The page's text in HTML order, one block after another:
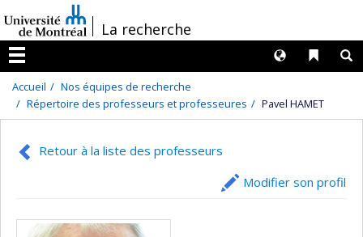
au
contenu
/La recherche
Menu
Liens
Langues
Accueil
Nos équipes de recherche
Répertoire des professeurs et professeures
Pavel HAMET
Retour à la liste des professeurs
Modifier son profil